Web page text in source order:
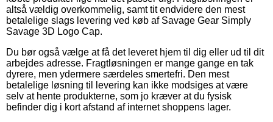
altså vældig overkommelig, samt tit endvidere den mest
betalelige slags levering ved køb af Savage Gear Simply
Savage 3D Logo Cap.
Du bør også vælge at få det leveret hjem til dig eller ud til dit
arbejdes adresse. Fragtløsningen er mange gange en tak
dyrere, men ydermere særdeles smertefri. Den mest
betalelige løsning til levering kan ikke modsiges at være
selv at hente produkterne, som jo kræver at du fysisk
befinder dig i kort afstand af internet shoppens lager.